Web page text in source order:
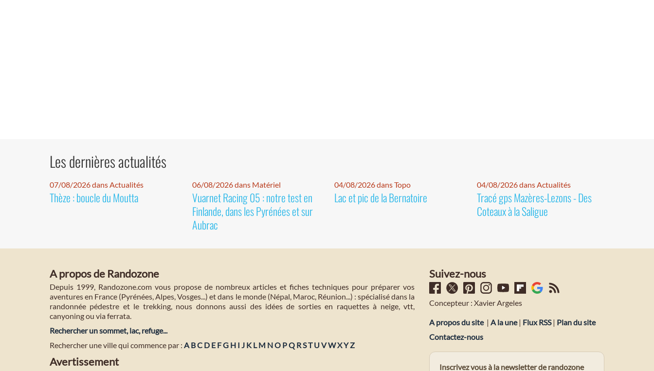
Les dernières actualités
07/08/2026 dans Actualités
Thèze : boucle du Moutta
06/08/2026 dans Matériel
Vuarnet Racing 05 : notre test en
Finlande, dans les Pyrénées et sur
Aubrac
04/08/2026 dans Topo
Lac et pic de la Bernatoire
04/08/2026 dans Actualités
Tracé gps Mazères-Lezons - Des
Coteaux à la Saligue
A propos de Randozone
Depuis 1999, Randozone.com vous propose de nombreux articles et fiches techniques pour préparer vos
aventures en France (Pyrénées, Alpes, Vosges...) et dans le monde (Népal, Maroc, Réunion...) : spécialisé dans la
randonnée pédestre et le trekking, nous donnons aussi des idées de sorties en raquettes à neige, vtt,
canyoning ou via ferrata.
Rechercher un sommet, lac, refuge...
Rechercher une ville qui commence par : A BC D E FG H I J K L M NO PQ RST U VWXYZ
Avertissement
Suivez-nous
Concepteur : Xavier Argeles
A propos du site | A la une| Flux RSS| Plan du site
Contactez-nous
Inscrivez vous à la newsletter de randozone